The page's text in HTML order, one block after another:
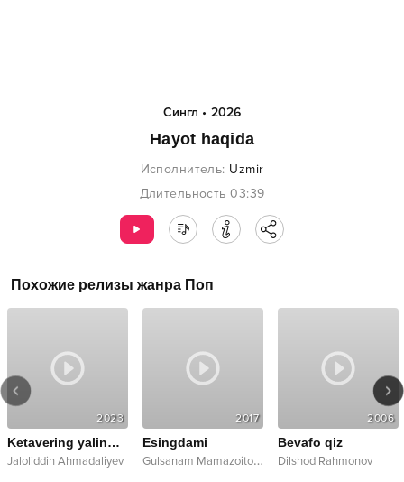
Сингл • 2026
Hayot haqida
Исполнитель: Uzmir
Длительность 03:39
Похожие релизы жанра Поп
2023
Ketavering yalinmayman
Jaloliddin Ahmadaliyev
2017
Esingdami
G
ulsanam Mamazoitova
2006
Bevafo qiz
Dilshod Rahmonov